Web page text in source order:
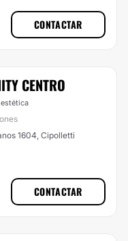
CONTACTAR
CENTRO
1604, Cipolletti
CONTACTAR